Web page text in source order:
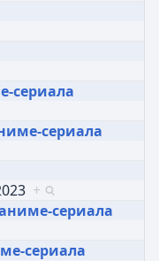
сериала
сериала
+
сериала
сериала